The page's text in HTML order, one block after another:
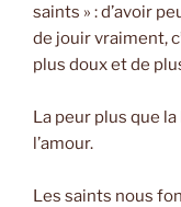
saints » : d’avoir
de jouir vraiment,
plus doux et de
La peur plus que
l’amour.
Les saints nous